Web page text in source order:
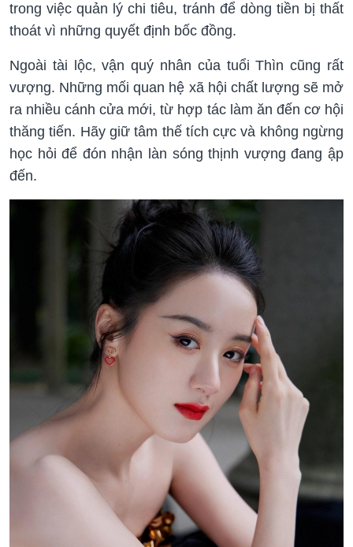
trong việc quản lý chi tiêu, tránh để dòng tiền bị thất
thoát vì những quyết định bốc đồng.
Ngoài tài lộc, vận quý nhân của tuổi Thìn cũng rất
vượng. Những mối quan hệ xã hội chất lượng sẽ mở
ra nhiều cánh cửa mới, từ hợp tác làm ăn đến cơ hội
thăng tiến. Hãy giữ tâm thế tích cực và không ngừng
học hỏi để đón nhận làn sóng thịnh vượng đang ập
đến.